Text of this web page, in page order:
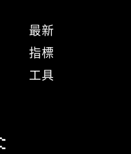
最新
指標
工具